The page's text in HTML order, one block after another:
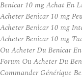
Benicar 10 mg Achat En
Acheter Benicar 10 mg
Acheter Benicar 10 mg
Acheter Benicar 10 mg
Ou Acheter Du Benicar
Forum Ou Acheter Du
Commander Générique